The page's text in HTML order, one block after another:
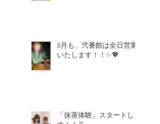
8月も、弐番館は全日営業
いたします！！✨💖
「抹茶体験」スタートしま